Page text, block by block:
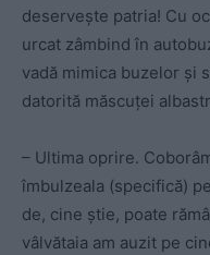
deservește patria! Cu
urcat zâmbind în
vadă mimica buzelor și
datorită măscuței
– Ultima oprire.
îmbulzeala (specifică)
de, cine știe, poate
vâlvătaia am auzit pe